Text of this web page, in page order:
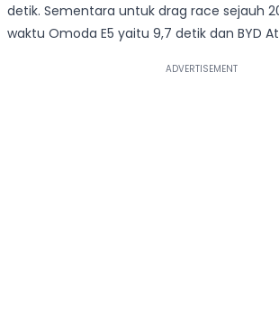
detik. Sementara untuk drag race sejauh
waktu Omoda E5 yaitu 9,7 detik dan BYD